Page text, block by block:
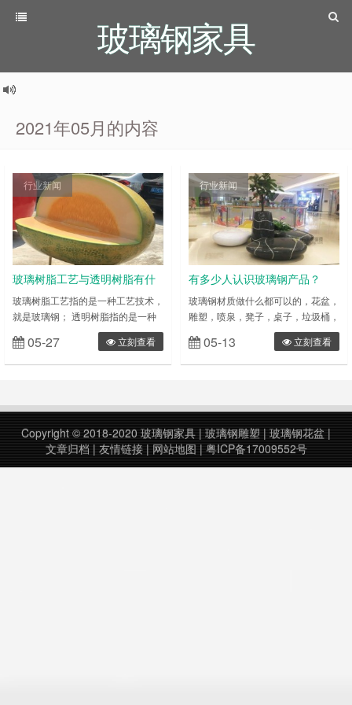
玻璃钢家具
2021年05月的内容
行业新闻
玻璃树脂工艺与透明树脂有什
么不同
玻璃树脂工艺指的是一种工艺技术，
就是玻璃钢； 透明树脂指的是一种
透明的树脂。 透明树脂工艺生产加
工的模具制作通常是使用硅橡胶来制
作模具。 玻璃树脂工艺是树脂基复
加有固化剂的树脂混合液为基体，以
玻璃纤维及其织物为增强材料，在涂
有脱模剂的模具上以手工铺放结合，
使二者粘接在一起，制造玻璃钢制品
05-27 立刻查看
行业新闻
有多少人认识玻璃钢产品？
玻璃钢材质做什么都可以的，花盆，
雕塑，喷泉，凳子，桌子，垃圾桶，
罗马柱等等。 之前还没接触这行真
不知道原来生活中到处都是玻璃钢制
品，就例如公园里面的花盆，喷泉，
让我来给大家分享一下我们的工程案
例： ……
05-13 立刻查看
Copyright © 2018-2020 玻璃钢家具 | 玻璃钢雕塑 | 玻璃钢花盆 |
文章归档 | 友情链接| 网站地图 | 粤ICP备17009552号